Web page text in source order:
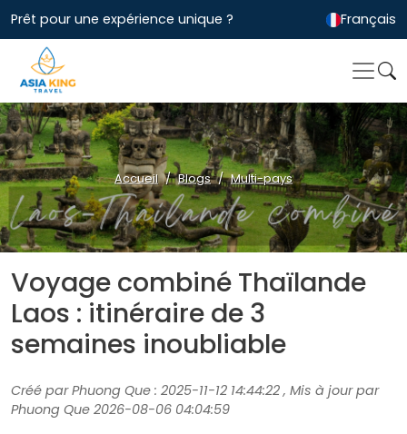
Prêt pour une expérience unique ? Français
Accueil Blogs Multi-pays
Voyage combiné Thaïlande
Laos : itinéraire de 3
semaines inoubliable
Créé par Phuong Que : 2025-11-12 14:44:22 , Mis à jour par
Phuong Que 2026-08-06 04:04:59